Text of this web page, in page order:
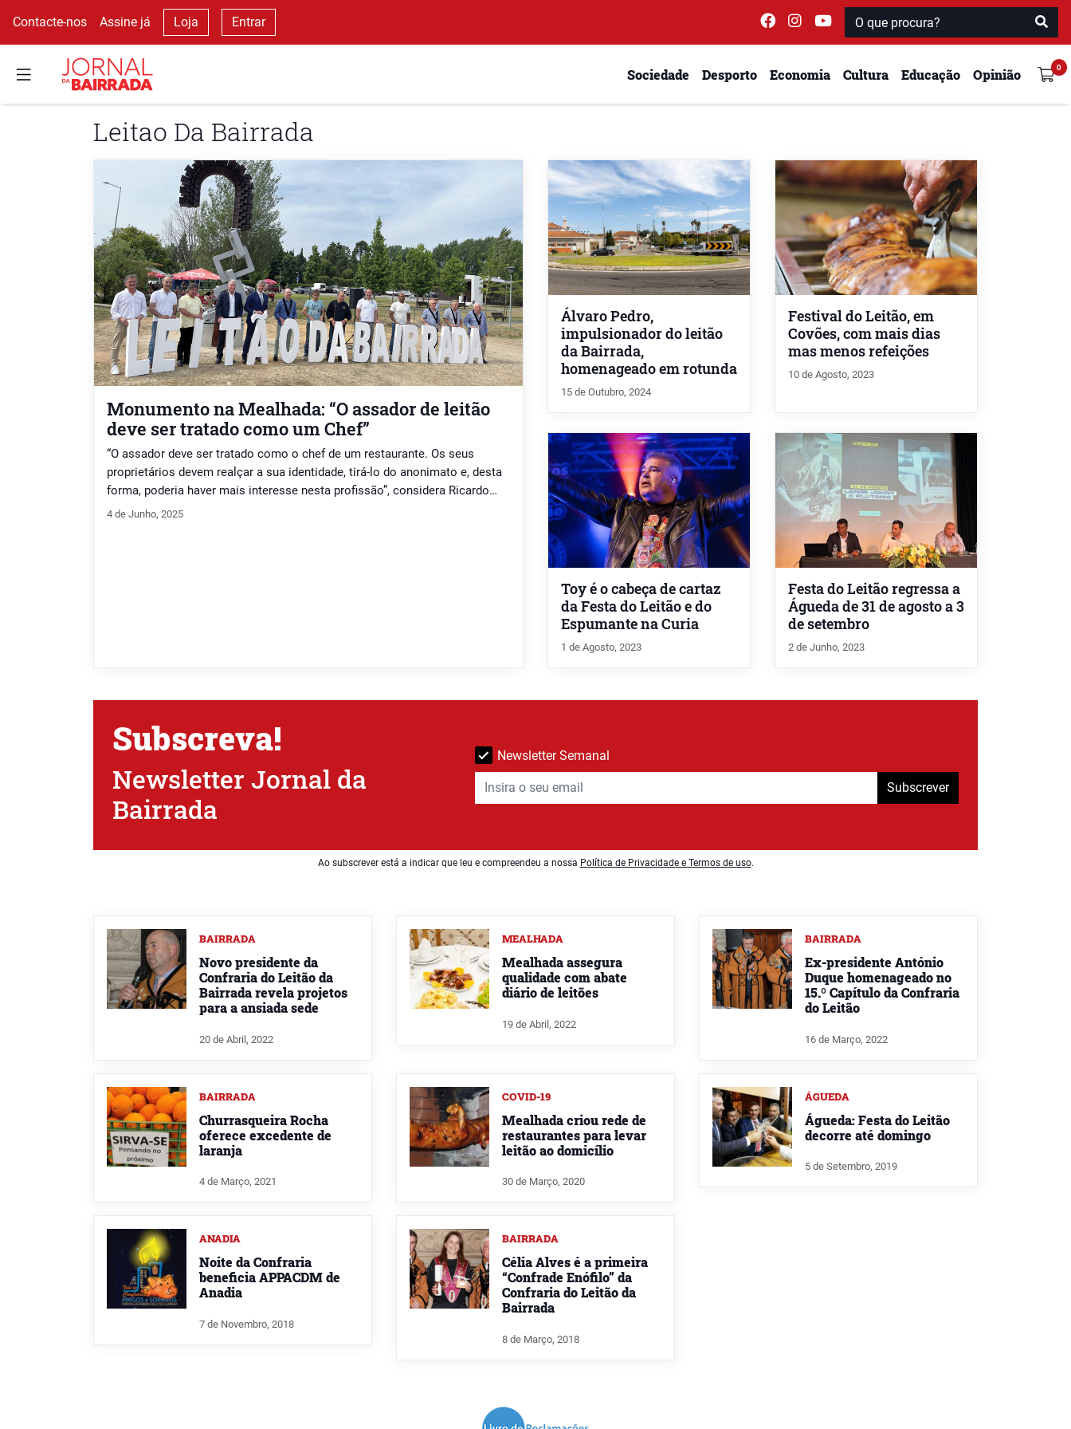
Contacte-nos Assine já Loja Entrar
Sociedade Desporto Economia Cultura Educação Opinião
Leitao Da Bairrada
Monumento na Mealhada: “O assador de leitão
deve ser tratado como um Chef”
“O assador deve ser tratado como o chef de um restaurante. Os seus
proprietários devem realçar a sua identidade, tirá-lo do anonimato e, desta
forma, poderia haver mais interesse nesta profissão”, considera Ricardo
Nogueira, proprietário e assador de leitão no Restaurante Mugasa, na
4 de Junho, 2025
Álvaro Pedro,
impulsionador do leitão
da Bairrada,
homenageado em rotunda
15 de Outubro, 2024
Festival do Leitão, em
Covões, com mais dias
mas menos refeições
10 de Agosto, 2023
Toy é o cabeça de cartaz
da Festa do Leitão e do
Espumante na Curia
1 de Agosto, 2023
Festa do Leitão regressa a
Águeda de 31 de agosto a 3
de setembro
2 de Junho, 2023
Subscreva!
Newsletter Jornal da
Bairrada
Newsletter Semanal
Subscrever
Ao subscrever está a indicar que leu e compreendeu a nossa Política de Privacidade e Termos de uso.
BAIRRADA
Novo presidente da
Confraria do Leitão da
Bairrada revela projetos
para a ansiada sede
20 de Abril, 2022
MEALHADA
Mealhada assegura
qualidade com abate
diário de leitões
19 de Abril, 2022
BAIRRADA
Ex-presidente António
Duque homenageado no
15.º Capítulo da Confraria
do Leitão
16 de Março, 2022
BAIRRADA
Churrasqueira Rocha
oferece excedente de
laranja
4 de Março, 2021
COVID-19
Mealhada criou rede de
restaurantes para levar
leitão ao domicílio
30 de Março, 2020
ÁGUEDA
Águeda: Festa do Leitão
decorre até domingo
5 de Setembro, 2019
ANADIA
Noite da Confraria
beneficia APPACDM de
Anadia
7 de Novembro, 2018
BAIRRADA
Célia Alves é a primeira
“Confrade Enófilo” da
Confraria do Leitão da
Bairrada
8 de Março, 2018